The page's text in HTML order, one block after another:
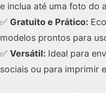
e inclua até uma foto do
✅ Gratuito e Prático:
modelos prontos para
✅ Versátil: Ideal para
sociais ou para imprimir